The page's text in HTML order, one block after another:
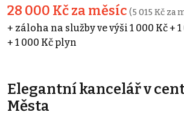
28 000 Kč za měsíc (5 015 Kč za
+ záloha na služby ve výši 1 000 Kč +
+ 1 000 Kč plyn
Elegantní kancelář v
Města